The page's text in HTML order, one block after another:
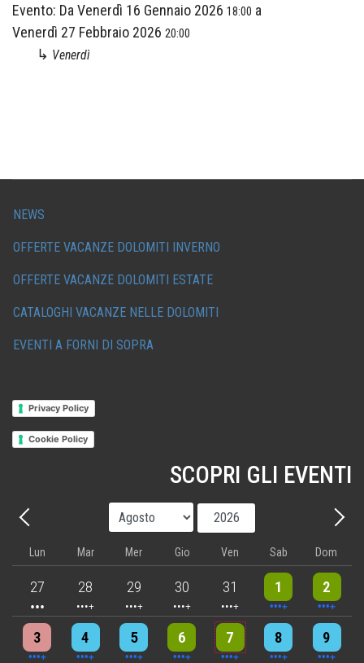
Evento: Da Venerdì 16 Gennaio 2026 18:00 a
Venerdì 27 Febbraio 2026 20:00
↳ Venerdì
NEWS
OFFERTE VACANZE DOLOMITI INVERNO
OFFERTE VACANZE DOLOMITI ESTATE
CATALOGHI VACANZE NELLE DOLOMITI
EVENTI A FORNI DI SOPRA
Privacy Policy
Cookie Policy
SCOPRI GLI EVENTI
Precedente - Mese
Anno
Lun Mar Mer Gio Ven Sab Dom
27
3 events 28
4 events 29
5 events 30
5 events 31
5 events 1
9 events 2
8 events
3
4 events 4
4 events 5
7 events 6
6 events 7
5 events 8
7 events 9
8 events